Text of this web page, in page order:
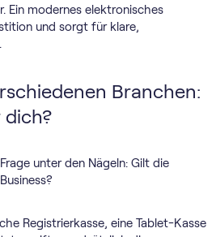
Ein modernes elektronisches
und sorgt für klare,
Branchen:
dich?
unter den Nägeln: Gilt die
Registrierkasse, eine Tablet-Kasse